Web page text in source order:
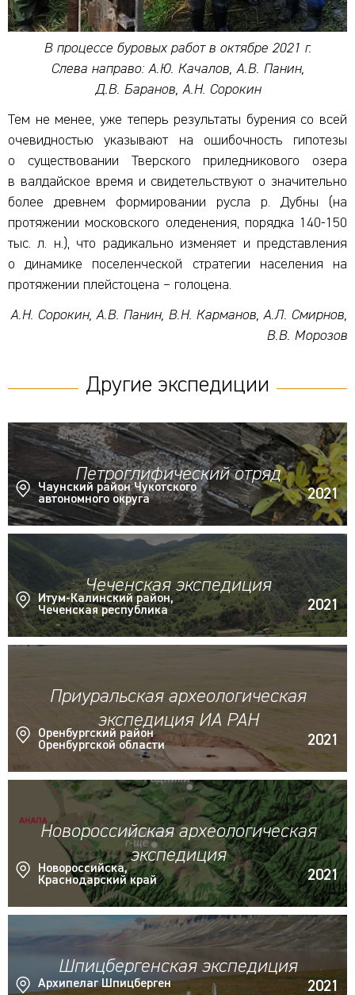
В процессе буровых работ в октябре 2021 г.
Слева направо: А.Ю. Качалов, А.В. Панин,
Д.В. Баранов, А.Н. Сорокин
Тем не менее, уже теперь результаты бурения со всей
очевидностью указывают на ошибочность гипотезы
о существовании Тверского приледникового озера
в валдайское время и свидетельствуют о значительно
более древнем формировании русла р. Дубны (на
протяжении московского оледенения, порядка 140-150
тыс. л. н.), что радикально изменяет и представления
о динамике поселенческой стратегии населения на
протяжении плейстоцена – голоцена.
А.Н. Сорокин, А.В. Панин, В.Н. Карманов, А.Л. Смирнов,
В.В. Морозов
Другие экспедиции
Петроглифический отряд
Чаунский район Чукотского
автономного округа
2021
Чеченская экспедиция
Итум-Калинский район,
Чеченская республика
2021
Приуральская археологическая
экспедиция ИА РАН
Оренбургский район
Оренбургской области
2021
Новороссийская археологическая
экспедиция
Новороссийска,
Краснодарский край
2021
Шпицбергенская экспедиция
Архипелаг Шпицберген 2021